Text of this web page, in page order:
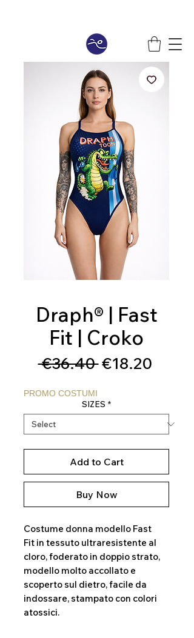
Draph® | Fast
Fit | Croko
€36.40 Regular
€18.20Sale
PROMO COSTUMI
SIZES *
Add to Cart
Buy Now
Costume donna modello Fast
Fit in tessuto ultraresistente al
cloro, foderato in doppio strato,
modello molto accollato e
scoperto sul dietro, facile da
indossare, stampato con colori
atossici.